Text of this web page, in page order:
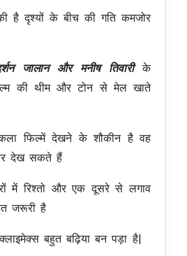
है दृश्यों के बीच की गति कमजोर
जालान और मनीष तिवारीके
की थीम और टोन से मेल खाते
फिल्में देखने के शौकीन है वह
देख सकते हैं
में रिश्तो और एक दूसरे से लगाव
जरूरी है
बहुत बढ़िया बन पड़ा है|